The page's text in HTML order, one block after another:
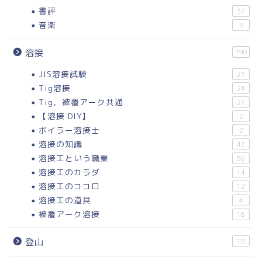
書評 37
音楽 3
溶接 190
JIS溶接試験 23
Tig溶接 24
Tig，被覆アーク共通 27
【溶接 DIY】 2
ボイラー溶接士 2
溶接の知識 47
溶接工という職業 50
溶接工のカラダ 14
溶接工のココロ 12
溶接工の道具 4
被覆アーク溶接 16
登山 10